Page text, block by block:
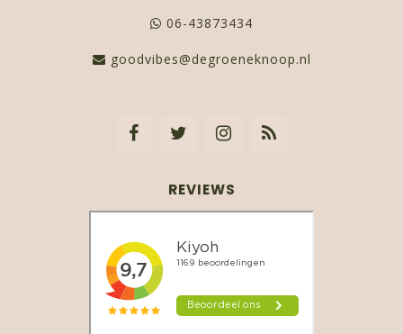
06-43873434
goodvibes@degroeneknoop.nl
REVIEWS